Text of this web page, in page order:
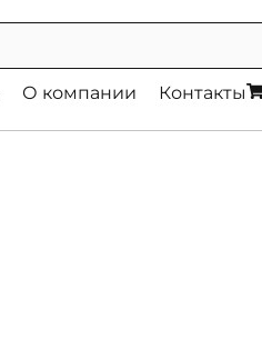
О компании Контакты